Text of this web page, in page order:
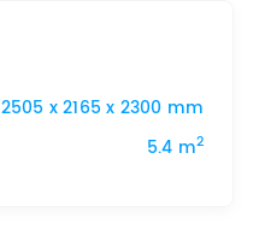
2505 x 2165 x 2300 mm
5.4 m2